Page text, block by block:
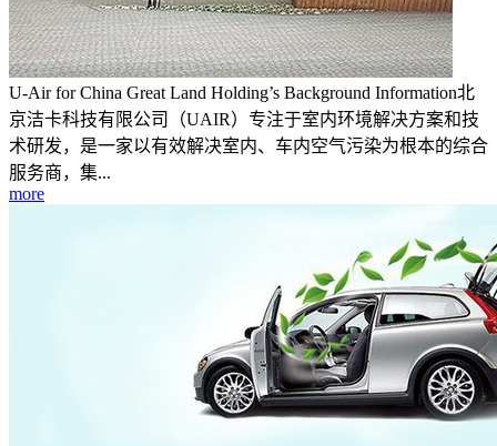
U-Air for China Great Land Holding’s Background Information北
京洁卡科技有限公司（UAIR）专注于室内环境解决方案和技
术研发，是一家以有效解决室内、车内空气污染为根本的综合
服务商，集...
more